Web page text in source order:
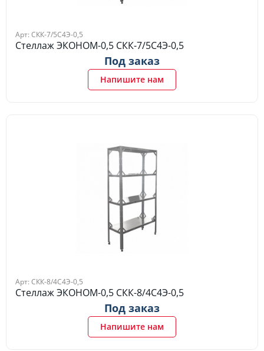
Арт: СКК-7/5С4Э-0,5
Стеллаж ЭКОНОМ-0,5 СКК-7/5С4Э-0,5
Под заказ
Напишите нам
Арт: СКК-8/4С4Э-0,5
Стеллаж ЭКОНОМ-0,5 СКК-8/4С4Э-0,5
Под заказ
Напишите нам